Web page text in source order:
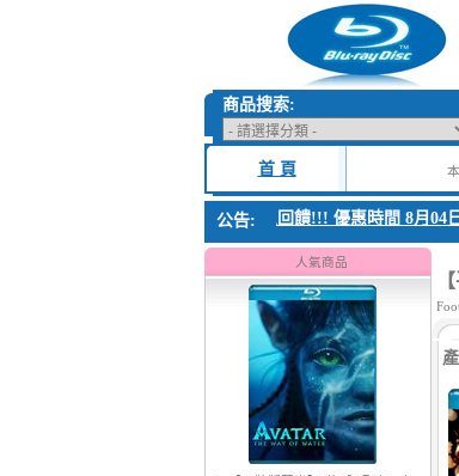
商品搜索:
首 頁
公告:
1. 父親節感恩回饋!!! 優惠時間 8月04日
人氣商品
1.【平裝版藍光】[英] 阿凡達：水
之道 (2022)〈台版〉